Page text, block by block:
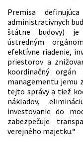
Premisa
administratívnych
štátne budovy) je
ústredným
efektívne riadenie,
priestorov a
koordinačný
managementu jemu
tejto správy a tiež
nákladov,
investovanie do
zabezpečuje
verejného majetku.“